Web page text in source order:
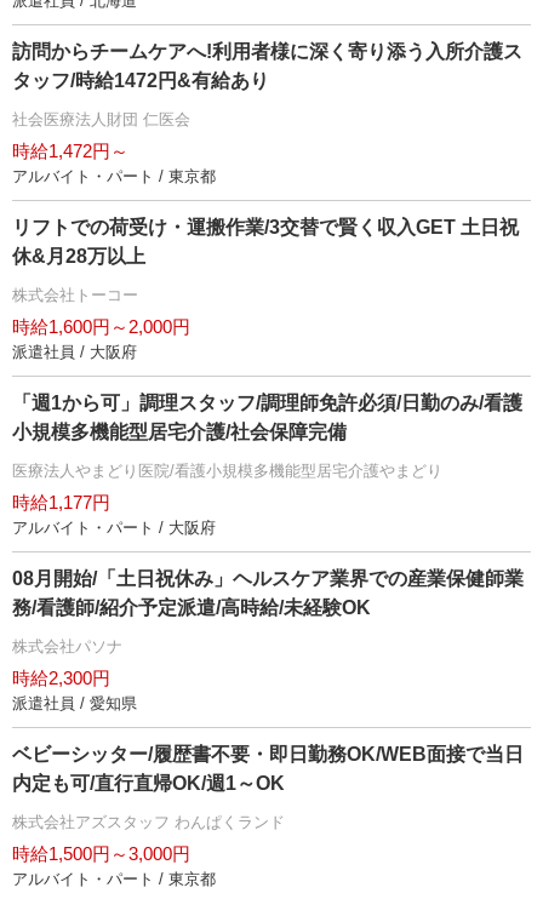
訪問からチームケアへ!利用者様に深く寄り添う入所介護ス
タッフ/時給1472円&有給あり
社会医療法人財団 仁医会
時給1,472円～
アルバイト・パート / 東京都
リフトでの荷受け・運搬作業/3交替で賢く収入GET 土日祝
休&月28万以上
株式会社トーコー
時給1,600円～2,000円
派遣社員 / 大阪府
「週1から可」調理スタッフ/調理師免許必須/日勤のみ/看護
小規模多機能型居宅介護/社会保障完備
医療法人やまどり医院/看護小規模多機能型居宅介護やまどり
時給1,177円
アルバイト・パート / 大阪府
08月開始/「土日祝休み」ヘルスケア業界での産業保健師業
務/看護師/紹介予定派遣/高時給/未経験OK
株式会社パソナ
時給2,300円
派遣社員 / 愛知県
ベビーシッター/履歴書不要・即日勤務OK/WEB面接で当日
内定も可/直行直帰OK/週1～OK
株式会社アズスタッフ わんぱくランド
時給1,500円～3,000円
アルバイト・パート / 東京都